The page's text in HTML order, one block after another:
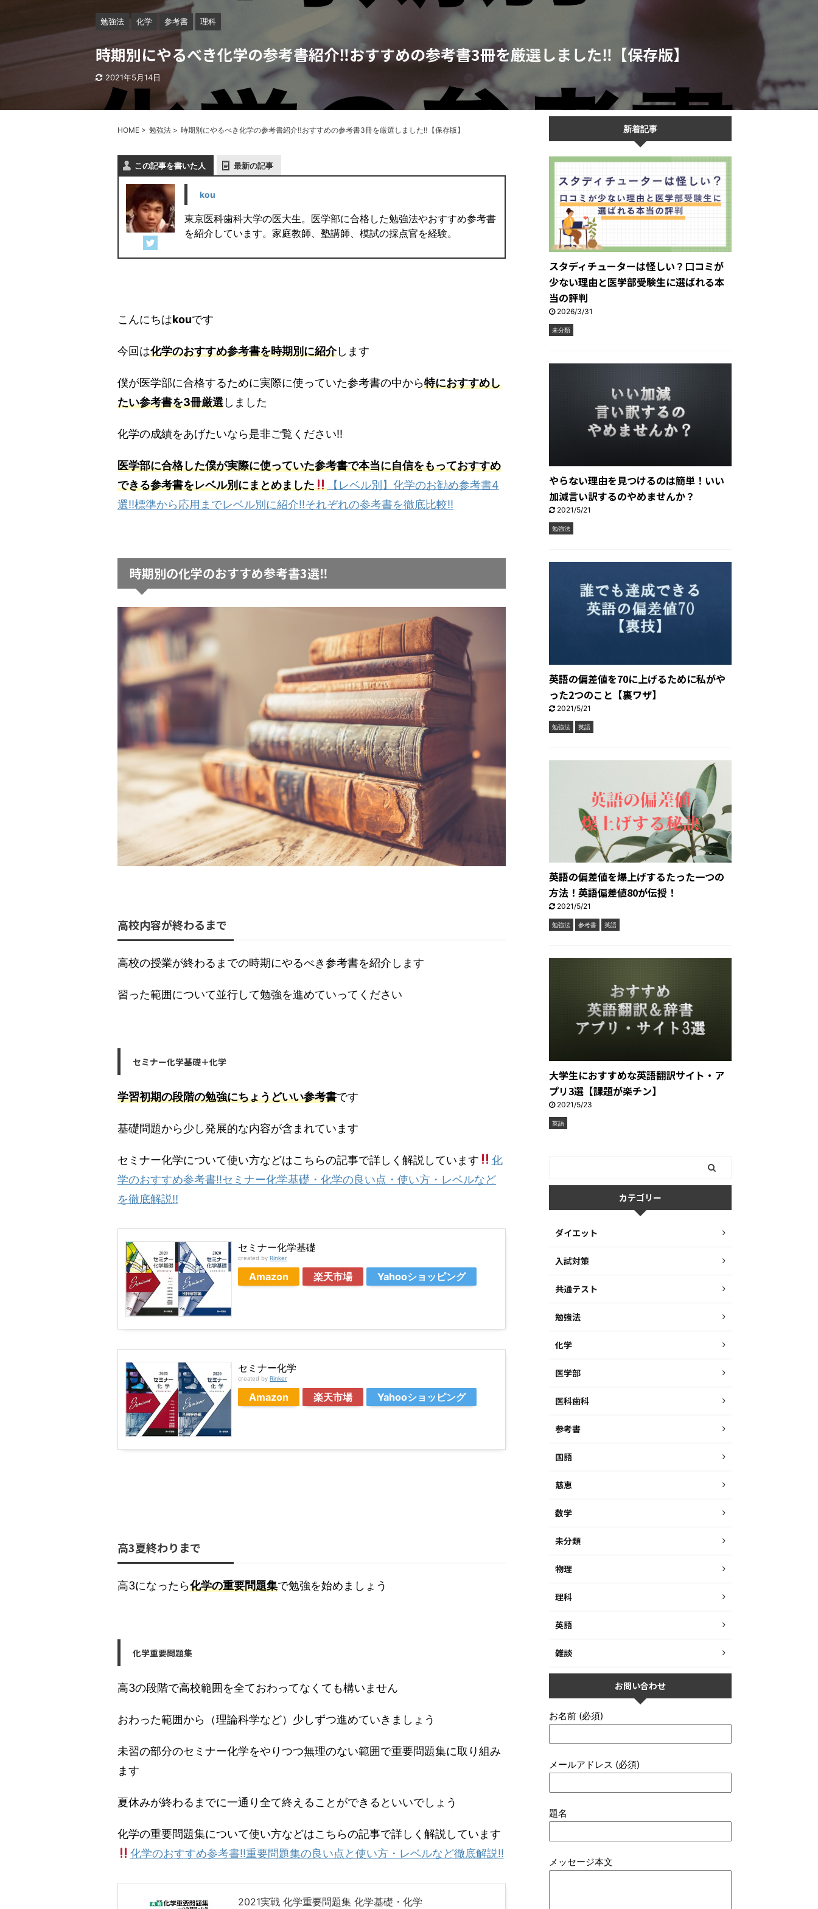
勉強法 化学 参考書 理科
時期別にやるべき化学の参考書紹介‼︎おすすめの参考書3冊を厳選しました‼︎【保存版】
2021年5月14日
HOME > 勉強法 > 時期別にやるべき化学の参考書紹介‼︎おすすめの参考書3冊を厳選しました‼︎【保存版】
この記事を書いた人 最新の記事
kou
東京医科歯科大学の医大生。医学部に合格した勉強法やおすすめ参考書
を紹介しています。家庭教師、塾講師、模試の採点官を経験。
こんにちはkouです
今回は化学のおすすめ参考書を時期別に紹介します
僕が医学部に合格するために実際に使っていた参考書の中から特におすすめし
たい参考書を3冊厳選しました
化学の成績をあげたいなら是非ご覧ください‼︎
医学部に合格した僕が実際に使っていた参考書で本当に自信をもっておすすめ
できる参考書をレベル別にまとめました
【レベル別】化学のお勧め参考書4
選‼︎標準から応用までレベル別に紹介‼︎それぞれの参考書を徹底比較‼︎
時期別の化学のおすすめ参考書3選‼︎
高校内容が終わるまで
高校の授業が終わるまでの時期にやるべき参考書を紹介します
習った範囲について並行して勉強を進めていってください
セミナー化学基礎＋化学
学習初期の段階の勉強にちょうどいい参考書です
基礎問題から少し発展的な内容が含まれています
セミナー化学について使い方などはこちらの記事で詳しく解説しています
化
学のおすすめ参考書‼︎セミナー化学基礎・化学の良い点・使い方・レベルなど
を徹底解説‼︎
セミナー化学基礎
created by Rinker
Amazon 楽天市場 Yahooショッピング
セミナー化学
created by Rinker
Amazon 楽天市場 Yahooショッピング
高3夏終わりまで
高3になったら化学の重要問題集で勉強を始めましょう
化学重要問題集
高3の段階で高校範囲を全ておわってなくても構いません
おわった範囲から（理論科学など）少しずつ進めていきましょう
未習の部分のセミナー化学をやりつつ無理のない範囲で重要問題集に取り組み
ます
夏休みが終わるまでに一通り全て終えることができるといいでしょう
化学の重要問題集について使い方などはこちらの記事で詳しく解説しています
化学のおすすめ参考書‼︎重要問題集の良い点と使い方・レベルなど徹底解説‼︎
2021実戦 化学重要問題集 化学基礎・化学
新着記事
スタディチューターは怪しい？口コミが
少ない理由と医学部受験生に選ばれる本
当の評判
2026/3/31
未分類
やらない理由を見つけるのは簡単！いい
加減言い訳するのやめませんか？
2021/5/21
勉強法
英語の偏差値を70に上げるために私がや
った2つのこと【裏ワザ】
2021/5/21
勉強法 英語
英語の偏差値を爆上げするたった一つの
方法！英語偏差値80が伝授！
2021/5/21
勉強法 参考書 英語
大学生におすすめな英語翻訳サイト・ア
プリ3選【課題が楽チン】
2021/5/23
英語
カテゴリー
ダイエット
入試対策
共通テスト
勉強法
化学
医学部
医科歯科
参考書
国語
慈恵
数学
未分類
物理
理科
英語
雑談
お問い合わせ
お名前 (必須)
メールアドレス (必須)
題名
メッセージ本文